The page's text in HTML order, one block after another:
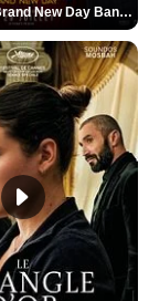
Spider-Man: Brand New Day Bande-annonce VO STFR